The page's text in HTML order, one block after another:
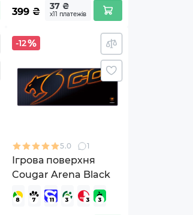
399 ₴ 37 ₴
х11 платежів
-12
5.0 1
Ігрова поверхня
Cougar Arena Black